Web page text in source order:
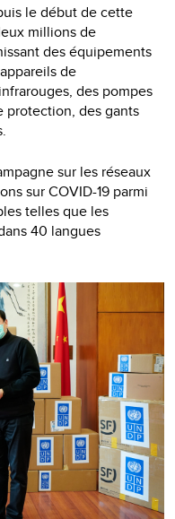
le début de cette
millions de
des équipements
de
des pompes
protection, des gants
sur les réseaux
sur COVID-19 parmi
telles que les
40 langues